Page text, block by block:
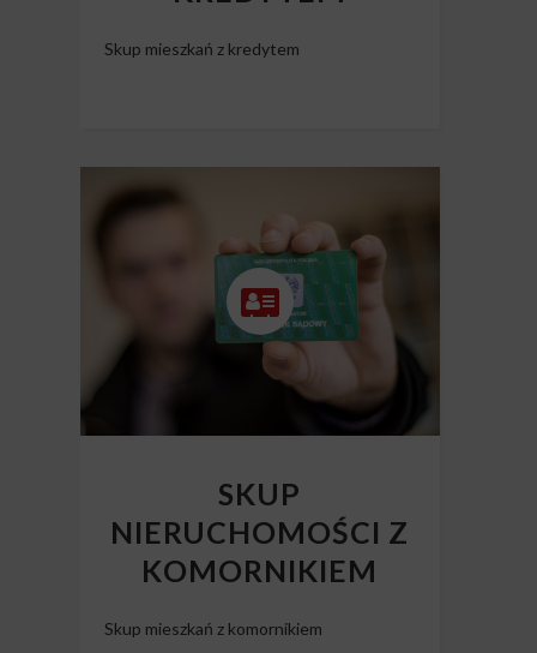
Skup mieszkań z kredytem
SKUP
NIERUCHOMOŚCI Z
KOMORNIKIEM
Skup mieszkań z komornikiem